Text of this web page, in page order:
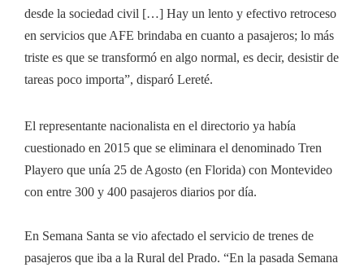
desde la sociedad civil […] Hay un lento y efectivo retroceso
en servicios que AFE brindaba en cuanto a pasajeros; lo más
triste es que se transformó en algo normal, es decir, desistir de
tareas poco importa”, disparó Lereté.
El representante nacionalista en el directorio ya había
cuestionado en 2015 que se eliminara el denominado Tren
Playero que unía 25 de Agosto (en Florida) con Montevideo
con entre 300 y 400 pasajeros diarios por día.
En Semana Santa se vio afectado el servicio de trenes de
pasajeros que iba a la Rural del Prado. “En la pasada Semana